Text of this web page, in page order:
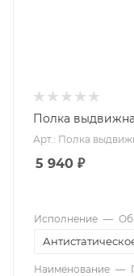
Полка
Арт.: Полка
5 940 ₽
Исполнение —
Наименование —